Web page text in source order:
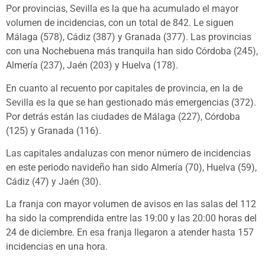
Por provincias, Sevilla es la que ha acumulado el mayor
volumen de incidencias, con un total de 842. Le siguen
Málaga (578), Cádiz (387) y Granada (377). Las provincias
con una Nochebuena más tranquila han sido Córdoba (245),
Almería (237), Jaén (203) y Huelva (178).
En cuanto al recuento por capitales de provincia, en la de
Sevilla es la que se han gestionado más emergencias (372).
Por detrás están las ciudades de Málaga (227), Córdoba
(125) y Granada (116).
Las capitales andaluzas con menor número de incidencias
en este periodo navideño han sido Almería (70), Huelva (59),
Cádiz (47) y Jaén (30).
La franja con mayor volumen de avisos en las salas del 112
ha sido la comprendida entre las 19:00 y las 20:00 horas del
24 de diciembre. En esa franja llegaron a atender hasta 157
incidencias en una hora.